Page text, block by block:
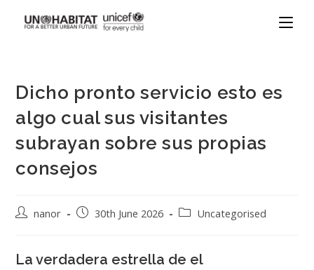
Dicho pronto servicio esto es
algo cual sus visitantes
subrayan sobre sus propias
consejos
nanor 30th June 2026 Uncategorised
La verdadera estrella de el